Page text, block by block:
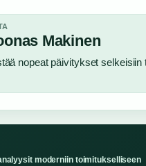
Makinen
nopeat päivitykset selkeisiin
moderniin toimitukselliseen